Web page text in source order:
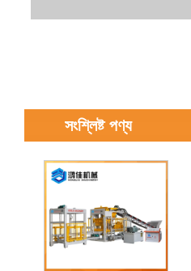
সংশ্লিষ্ট পণ্য